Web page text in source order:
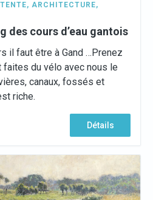
, ARCHITECTURE,
des cours d’eau gantois
il faut être à Gand …Prenez
du vélo avec nous le
canaux, fossés et
riche.
Détails